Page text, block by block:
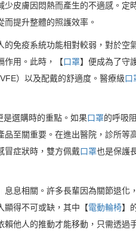
皮膚因悶熱而產生的不適感。定
提升整體的照護效率。
免疫系統功能相對較弱，對於
作用。此時，【口罩】便成為了守
）以及配戴的舒適度。醫療級口
是選購時的重點。如果口罩的呼吸
至關重要。在進出醫院，診所
冒症狀時，雙方佩戴口罩也是保護
息相關。許多長輩因為關節退
顯得不可或缺，其中【電動輪椅】
他人的推動才能移動，只需透